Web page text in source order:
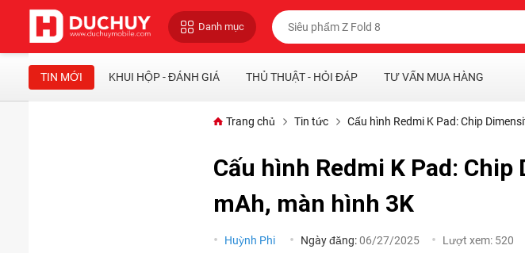
Danh mục
TIN MỚI KHUI HỘP - ĐÁNH GIÁ THỦ THUẬT - HỎI ĐÁP TƯ VẤN MUA HÀNG
Trang chủ Tin tức Cấu hình Redmi K Pad: Chip
Cấu hình Redmi K Pad:
mAh, màn hình 3K
Huỳnh Phi Ngày đăng:06/27/2025 Lượt xem: 520